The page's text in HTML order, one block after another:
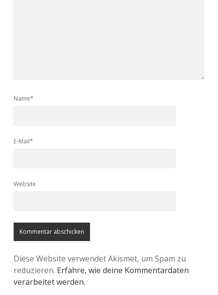
Name*
E-Mail*
Website
Diese Website verwendet Akismet, um Spam zu
reduzieren. Erfahre, wie deine Kommentardaten
verarbeitet werden.